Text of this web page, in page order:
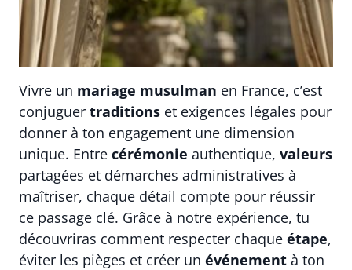
Vivre un mariage musulman en France, c’est
conjuguer traditions et exigences légales pour
donner à ton engagement une dimension
unique. Entre cérémonie authentique, valeurs
partagées et démarches administratives à
maîtriser, chaque détail compte pour réussir
ce passage clé. Grâce à notre expérience, tu
découvriras comment respecter chaque étape,
éviter les pièges et créer un événement à ton